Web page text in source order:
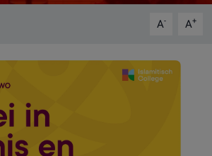
A- A+